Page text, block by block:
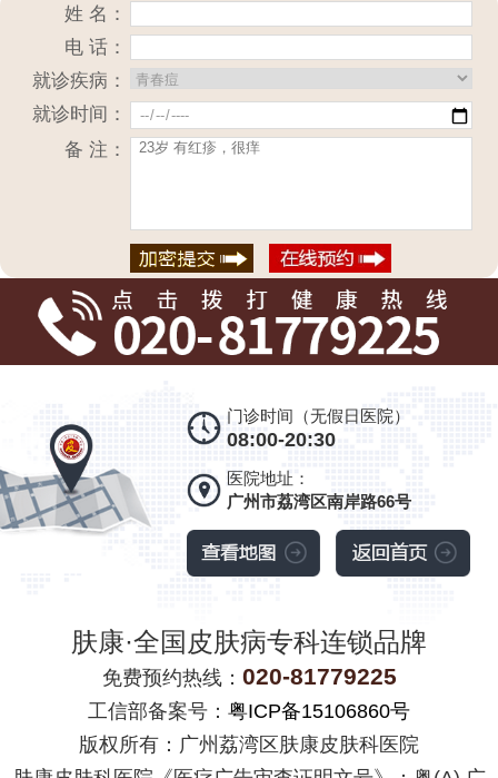
姓 名：
电 话：
就诊疾病：
就诊时间：
备 注：
门诊时间（无假日医院）
08:00-20:30
医院地址：
广州市荔湾区南岸路66号
肤康·全国皮肤病专科连锁品牌
免费预约热线： 020-81779225
工信部备案号： 粤ICP备15106860号
版权所有：广州荔湾区肤康皮肤科医院